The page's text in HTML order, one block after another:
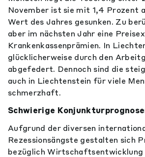
November ist sie mit 1,4 Prozent
Wert des Jahres gesunken. Zu
aber im nächsten Jahr eine
Krankenkassenprämien. In
glücklicherweise durch den
abgefedert. Dennoch sind die
auch in Liechtenstein für viele
schmerzhaft.
Schwierige
Aufgrund der diversen
Rezessionsängste gestalten sich
bezüglich